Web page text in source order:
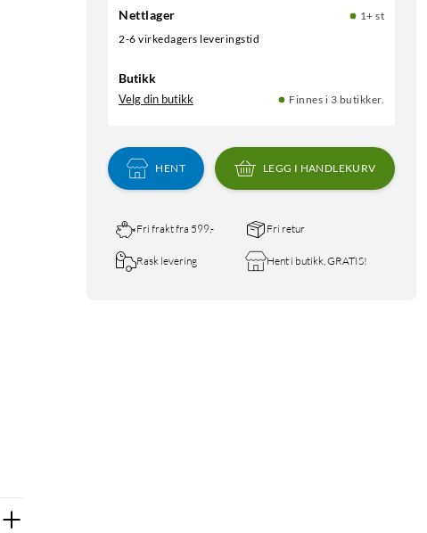
Nettlager
1+ st
2-6 virkedagers leveringstid
Butikk
Velg din butikk Finnes i 3 butikker.
HENT LEGG I HANDLEKURV
Fri frakt fra 599,- Fri retur
Rask levering Hent i butikk, GRATIS!